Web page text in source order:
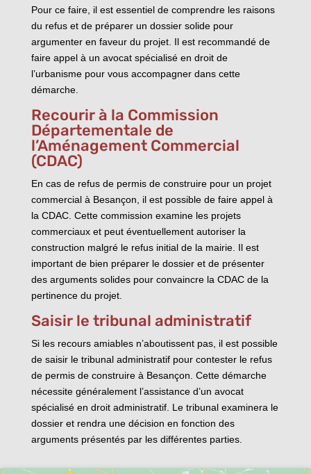
Pour ce faire, il est essentiel de comprendre les raisons
du refus et de préparer un dossier solide pour
argumenter en faveur du projet. Il est recommandé de
faire appel à un avocat spécialisé en droit de
l’urbanisme pour vous accompagner dans cette
démarche.
Recourir à la Commission
Départementale de
l’Aménagement Commercial
(CDAC)
En cas de refus de permis de construire pour un projet
commercial à Besançon, il est possible de faire appel à
la CDAC. Cette commission examine les projets
commerciaux et peut éventuellement autoriser la
construction malgré le refus initial de la mairie. Il est
important de bien préparer le dossier et de présenter
des arguments solides pour convaincre la CDAC de la
pertinence du projet.
Saisir le tribunal administratif
Si les recours amiables n’aboutissent pas, il est possible
de saisir le tribunal administratif pour contester le refus
de permis de construire à Besançon. Cette démarche
nécessite généralement l’assistance d’un avocat
spécialisé en droit administratif. Le tribunal examinera le
dossier et rendra une décision en fonction des
arguments présentés par les différentes parties.